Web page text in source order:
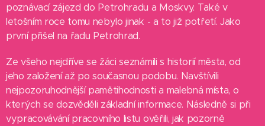
poznávací zájezd do Petrohradu a Moskvy. Také v
letošním roce tomu nebylo jinak - a to již potřetí. Jako
první přišel na řadu Petrohrad.
Ze všeho nejdříve se žáci seznámili s historií města, od
jeho založení až po současnou podobu. Navštívili
nejpozoruhodnější pamětihodnosti a malebná místa, o
kterých se dozvěděli základní informace. Následně si při
vypracovávání pracovního listu ověřili, jak pozorně